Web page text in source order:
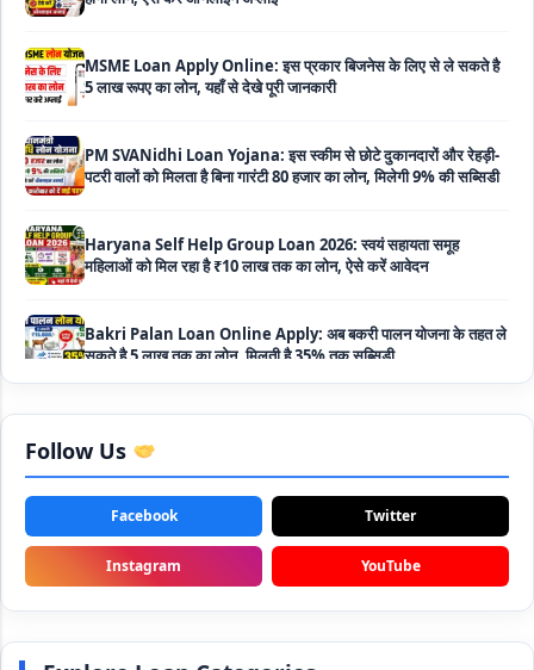
PM SVANidhi Loan Yojana: इस स्कीम से छोटे दुकानदारों और रेहड़ी-
पटरी वालों को मिलता है बिना गारंटी 80 हजार का लोन, मिलेगी 9% की सब्सिडी
Haryana Self Help Group Loan 2026: स्वयं सहायता समूह
Bakri Palan Loan Online Apply: अब बकरी पालन योजना के तहत ले
SBI Animal Husbandry Loan Scheme: SBI पशुपालन लोन
योजना के फॉर्म फिर से हुए शुरू, बिना गारंटी मिलता है 1 लाख से लेकर 10 लाख
तक का लोन
Mahila Samriddhi Loan Yojana: महिला समृद्धि योजना के तहत
महिलाओ को मिलता है पुरे 1 लाख का लोन, कम ब्याज के साथ तगड़ी सब्सिडी
NHFDC E-Rickshaw Loan Scheme Apply Online: अब ई-
रिक्शा खरीदने के लिए सकते है 1.5 लाख का सरकारी लोन, मिलेगी 50% तक
सब्सिडी
स्कीम से गाय डेयरी के लिए मिलेगा तगड़ी सब्सिडी के साथ लोन, आप भी ऐसे उठा
सकते है लाभ
Follow Us
Facebook Twitter
Instagram YouTube